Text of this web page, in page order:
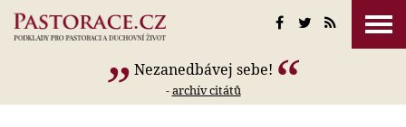
Nezanedbávej sebe!
-archív citátů